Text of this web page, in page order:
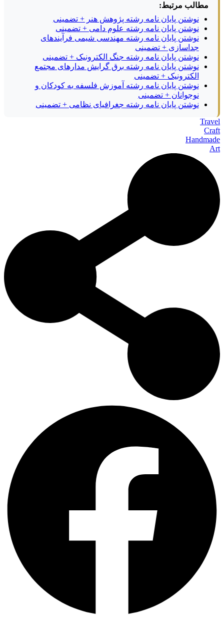
مطالب مرتبط:
نوشتن پایان نامه رشته پژوهش هنر + تضمینی
نوشتن پایان نامه رشته علوم دامی + تضمینی
نوشتن پایان نامه رشته مهندسی شیمی فرآیندهای
جداسازی + تضمینی
نوشتن پایان نامه رشته جنگ الکترونیک + تضمینی
نوشتن پایان نامه رشته برق گرایش مدارهای مجتمع
الکترونیک + تضمینی
نوشتن پایان نامه رشته آموزش فلسفه به کودکان و
نوجوانان + تضمینی
نوشتن پایان نامه رشته جغرافیای نظامی + تضمینی
Travel
Craft
Handmade
Art